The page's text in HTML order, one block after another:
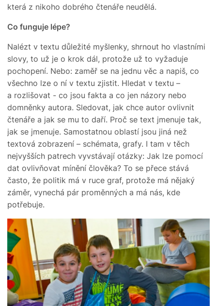
která z nikoho dobrého čtenáře neudělá.
Co funguje lépe?
Nalézt v textu důležité myšlenky, shrnout ho vlastními
slovy, to už je o krok dál, protože už to vyžaduje
pochopení. Nebo: zaměř se na jednu věc a napiš, co
všechno lze o ní v textu zjistit. Hledat v textu –
a rozlišovat - co jsou fakta a co jen názory nebo
domněnky autora. Sledovat, jak chce autor ovlivnit
čtenáře a jak se mu to daří. Proč se text jmenuje tak,
jak se jmenuje. Samostatnou oblastí jsou jiná než
textová zobrazení – schémata, grafy. I tam v těch
nejvyšších patrech vyvstávají otázky: Jak lze pomocí
dat ovlivňovat mínění člověka? To se přece stává
často, že politik má v ruce graf, protože má nějaký
záměr, vynechá pár proměnných a má nás, kde
potřebuje.